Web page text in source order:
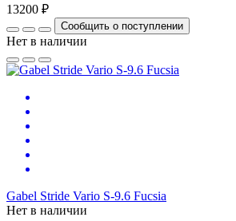
13200 ₽
Сообщить о поступлении
Нет в наличии
Gabel Stride Vario S-9.6 Fucsia
Нет в наличии